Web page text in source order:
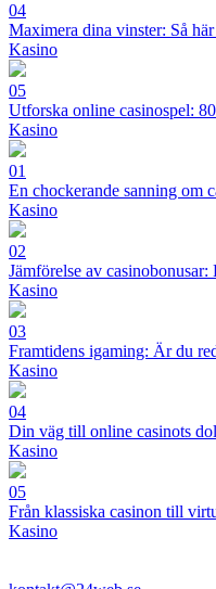
04
Maximera dina vinster: Så
Kasino
05
Utforska online casinospel:
Kasino
01
En chockerande sanning om
Kasino
02
Jämförelse av
Kasino
03
Framtidens igaming: Är du
Kasino
04
Din väg till online casinots
Kasino
05
Från klassiska casinon till
Kasino